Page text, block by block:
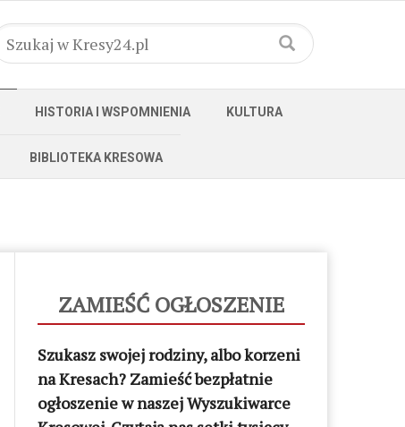
HISTORIA I WSPOMNIENIA KULTURA
BIBLIOTEKA KRESOWA
ZAMIEŚĆ OGŁOSZENIE
Szukasz swojej rodziny, albo korzeni
na Kresach? Zamieść bezpłatnie
ogłoszenie w naszej Wyszukiwarce